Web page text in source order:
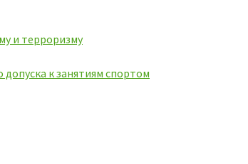
и терроризму
к занятиям спортом